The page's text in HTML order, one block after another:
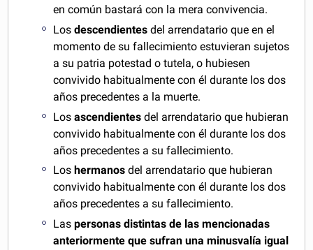
en común bastará con la mera convivencia.
Losdescendientes del arrendatario que en el
momento de su fallecimiento estuvieran sujetos
a su patria potestad o tutela, o hubiesen
convivido habitualmente con él durante los dos
años precedentes a la muerte.
Losascendientes del arrendatario que hubieran
convivido habitualmente con él durante los dos
años precedentes a su fallecimiento.
Los hermanos del arrendatario que hubieran
convivido habitualmente con él durante los dos
años precedentes a su fallecimiento.
Las personas distintas de las mencionadas
anteriormente que sufran una minusvalía igual